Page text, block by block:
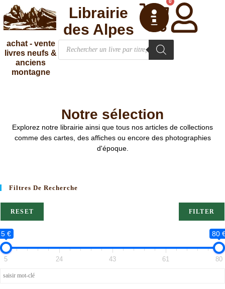
achat - vente
livres neufs &
anciens
montagne
0
Librairie
des Alpes
Notre sélection
Explorez notre librairie ainsi que tous nos articles de collections
comme des cartes, des affiches ou encore des photographies
d'époque.
Filtres De Recherche
RESET FILTER
5 € 80
5 24 43 61 80